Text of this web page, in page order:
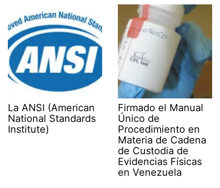
La ANSI (American
National Standards
Institute)
Firmado el Manual
Único de
Procedimiento en
Materia de Cadena
de Custodia de
Evidencias Físicas
en Venezuela